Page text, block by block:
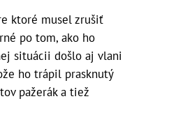
ktoré musel zrušiť
po tom, ako ho
situácii došlo aj vlani
ho trápil prasknutý
pažerák a tiež